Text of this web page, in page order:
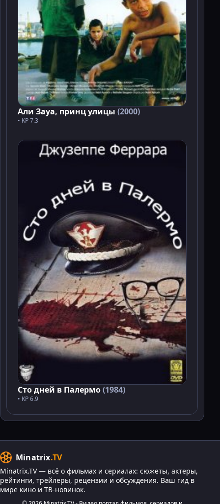
Али Зауа, принц улицы (2000)
• KP 7.3
Сто дней в Палермо(1984)
• KP 6.9
Minatrix.TV
Minatrix.TV — всё о фильмах и сериалах: сюжеты, актеры,
рейтинги, трейлеры, рецензии и обсуждения. Ваш гид в
мире кино и ТВ-новинок.